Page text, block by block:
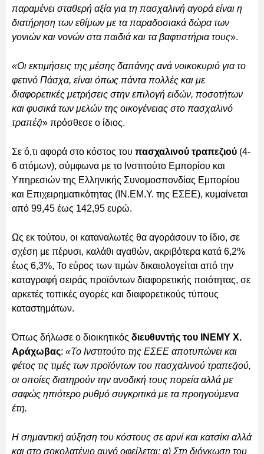
παραμένει σταθερή αξία για τη πασχαλινή αγορά είναι η
διατήρηση των εθίμων με τα παραδοσιακά δώρα των
γονιών και νονών στα παιδιά και τα βαφτιστήρια τους».
«Οι εκτιμήσεις της μέσης δαπάνης ανά νοικοκυριό για το
φετινό Πάσχα, είναι όπως πάντα πολλές και με
διαφορετικές μετρήσεις στην επιλογή ειδών, ποσοτήτων
και φυσικά των μελών της οικογένειας στο πασχαλινό
τραπέζι» πρόσθεσε ο ίδιος.
Σε ό,τι αφορά στο κόστος του πασχαλινού τραπεζιού (4-
6 ατόμων), σύμφωνα με το Ινστιτούτο Εμπορίου και
Υπηρεσιών της Ελληνικής Συνομοσπονδίας Εμπορίου
και Επιχειρηματικότητας (ΙΝ.ΕΜ.Υ. της ΕΣΕΕ), κυμαίνεται
από 99,45 έως 142,95 ευρώ.
Ως εκ τούτου, οι καταναλωτές θα αγοράσουν το ίδιο, σε
σχέση με πέρυσι, καλάθι αγαθών, ακριβότερα κατά 6,2%
έως 6,3%, Το εύρος των τιμών δικαιολογείται από την
καταγραφή σειράς προϊόντων διαφορετικής ποιότητας, σε
αρκετές τοπικές αγορές και διαφορετικούς τύπους
καταστημάτων.
Όπως δήλωσε ο διοικητικός διευθυντής του ΙΝΕΜΥ Χ.
Αράχωβας: «Το Ινστιτούτο της ΕΣΕΕ αποτυπώνει και
φέτος τις τιμές των προϊόντων του πασχαλινού τραπεζιού,
οι οποίες διατηρούν την ανοδική τους πορεία αλλά με
σαφώς ηπιότερο ρυθμό συγκριτικά με τα προηγούμενα
έτη.
Η σημαντική αύξηση του κόστους σε αρνί και κατσίκι αλλά
και στο σοκολατένιο αυγό οφείλεται: α) Στη διόγκωση του